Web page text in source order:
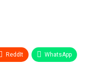
ReddIt WhatsApp